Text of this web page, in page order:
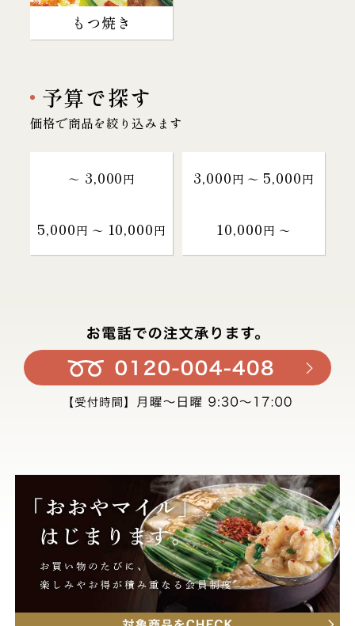
もつ焼き
予算で探す
価格で商品を絞り込みます
～ 3,000円 3,000円 〜 5,000円
5,000円 〜 10,000円 10,000円 〜